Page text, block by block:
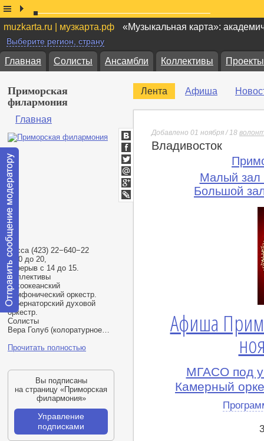
muzkarta.ru | музкарта.рф «Музыкальная карта»:
Выберите регион, страну
Главная Солисты Ансамбли Коллективы Проекты
Приморская
филармония
Главная
Касса (423) 22−640−22
с 10 до 20,
перерыв с 14 до 15.
Коллективы
Тихоокеанский
симфонический оркестр.
Губернаторский духовой
оркестр.
Солисты
Вера Голуб (колоратурное…
Прочитать полностью
Вы подписаны
на страницу «Приморская
филармония»
Управление
подписками
Лента Афиша
Добавлено 01 ноября / 18
Владивосток
Малый зал
Большой
Афиша
МГАСО под
Камерный
ВКонтакте
Facebook
Twitter
Мой
Мир
Google+
lj
Отправить
сообщение
модератору